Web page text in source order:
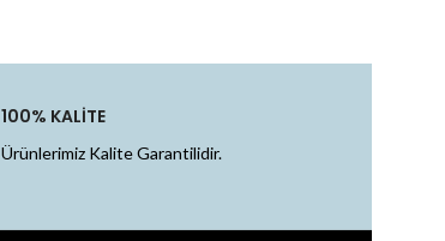
100% KALİTE
Ürünlerimiz Kalite Garantilidir.